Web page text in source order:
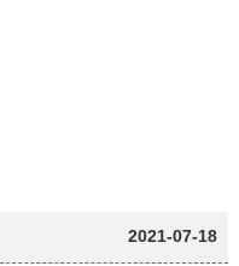
2021-07-18